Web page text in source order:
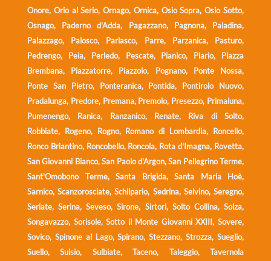
Onore, Orio al Serio, Ornago, Ornica, Osio Sopra, Osio Sotto,
Osnago, Paderno d'Adda, Pagazzano, Pagnona, Paladina,
Palazzago, Palosco, Parlasco, Parre, Parzanica, Pasturo,
Pedrengo, Peia, Perledo, Pescate, Pianico, Piario, Piazza
Brembana, Piazzatorre, Piazzolo, Pognano, Ponte Nossa,
Ponte San Pietro, Ponteranica, Pontida, Pontirolo Nuovo,
Pradalunga, Predore, Premana, Premolo, Presezzo, Primaluna,
Pumenengo, Ranica, Ranzanico, Renate, Riva di Solto,
Robbiate, Rogeno, Rogno, Romano di Lombardia, Roncello,
Ronco Briantino, Roncobello, Roncola, Rota d'Imagna, Rovetta,
San Giovanni Bianco, San Paolo d'Argon, San Pellegrino Terme,
Sant'Omobono Terme, Santa Brigida, Santa Maria Hoè,
Sarnico, Scanzorosciate, Schilpario, Sedrina, Selvino, Seregno,
Seriate, Serina, Seveso, Sirone, Sirtori, Solto Collina, Solza,
Songavazzo, Sorisole, Sotto il Monte Giovanni XXIII, Sovere,
Sovico, Spinone al Lago, Spirano, Stezzano, Strozza, Sueglio,
Suello, Suisio, Sulbiate, Taceno, Taleggio, Tavernola